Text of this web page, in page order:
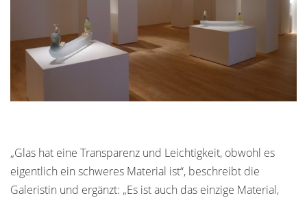
„Glas hat eine Transparenz und Leichtigkeit, obwohl es
eigentlich ein schweres Material ist“, beschreibt die
Galeristin und ergänzt: „Es ist auch das einzige Material,